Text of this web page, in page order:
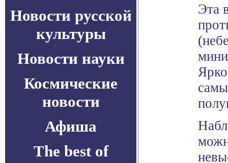
Новости русской
культуры
Новости науки
Космические
новости
Афиша
The best of
Эта